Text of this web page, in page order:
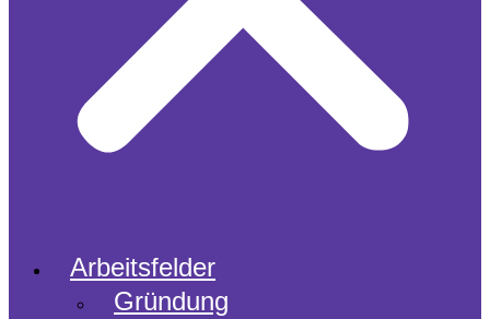
Arbeitsfelder
Gründung